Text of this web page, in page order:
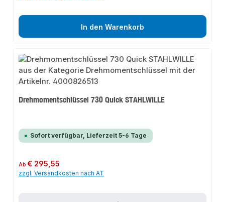
In den Warenkorb
Drehmomentschlüssel 730 Quick STAHLWILLE
Sofort verfügbar, Lieferzeit 5-6 Tage
Regulärer Preis:
Ab€ 295,55
zzgl. Versandkosten nach AT